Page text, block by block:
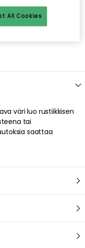
väri luo rustiikkisen
tai
saattaa
All Cookies